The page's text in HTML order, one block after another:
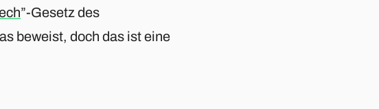
”-Gesetz des
beweist, doch das ist eine